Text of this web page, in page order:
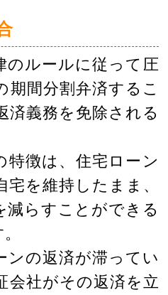
のルールに従って圧
期間分割弁済するこ
済義務を免除される
特徴は、住宅ローン
を維持したまま、
減らすことができる
ンの返済が滞ってい
会社がその返済を立